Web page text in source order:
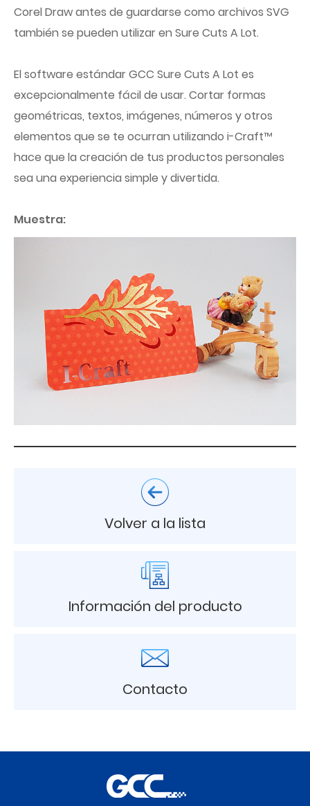
Corel Draw antes de guardarse como archivos SVG
también se pueden utilizar en Sure Cuts A Lot.
El software estándar GCC Sure Cuts A Lot es
excepcionalmente fácil de usar. Cortar formas
geométricas, textos, imágenes, números y otros
elementos que se te ocurran utilizando i-Craft™
hace que la creación de tus productos personales
sea una experiencia simple y divertida.
Muestra:
Volver a la lista
Información del producto
Contacto